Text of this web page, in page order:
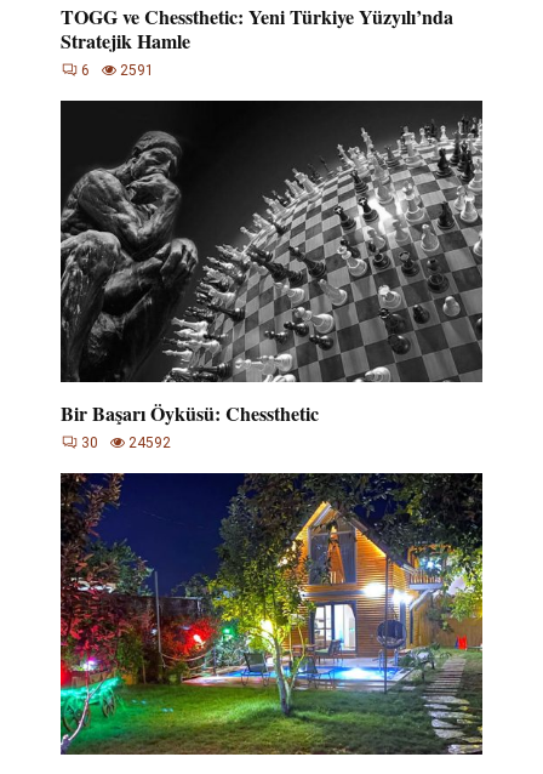
TOGG ve Chessthetic: Yeni Türkiye Yüzyılı’nda
Stratejik Hamle
6 2591
Bir Başarı Öyküsü: Chessthetic
30 24592